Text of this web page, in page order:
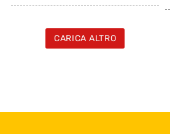
CARICA ALTRO